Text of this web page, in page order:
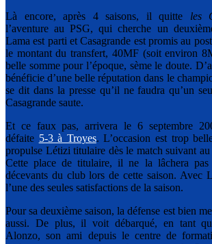
Là encore, après 4 saisons, il quitte les
l’aventure au PSG, qui cherche un
Lama est parti et Casagrande est promis au
le montant du transfert, 40MF (soit environ
belle somme pour l’époque, sème le doute.
bénéficie d’une belle réputation dans le
se dit dans la presse qu’il ne faudra qu’un
Casagrande saute.
Et ce faux pas, arrivera le 6 septembre
défaite 5-3 à Troyes. L’occasion est trop
propulse Létizi titulaire dès le match suivant
Cette place de titulaire, il ne la lâchera pas
décevants du club lors de cette saison. Avec
l’une des seules satisfactions de la saison.
Pour sa deuxième saison, la défense est bien
aussi. De plus, il voit débarqué, en tant
Alonzo, son ami depuis le centre de